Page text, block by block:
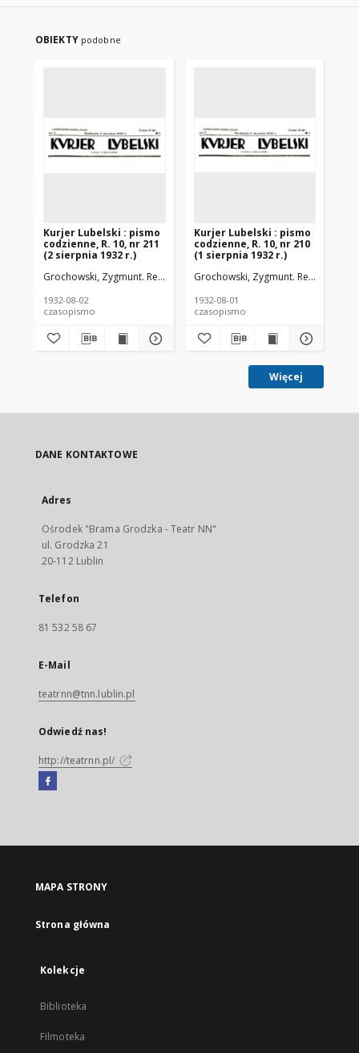
OBIEKTY podobne
Kurjer Lubelski : pismo
codzienne, R. 10, nr 211
(2 sierpnia 1932 r.)
Grochowski, Zygmunt. Red.
1932-08-02
czasopismo
Kurjer Lubelski : pismo
codzienne, R. 10, nr 210
(1 sierpnia 1932 r.)
Grochowski, Zygmunt. Red.
1932-08-01
czasopismo
Więcej
DANE KONTAKTOWE
Adres
Ośrodek "Brama Grodzka - Teatr NN"
ul. Grodzka 21
20-112 Lublin
Telefon
81 532 58 67
E-Mail
teatrnn@tnn.lublin.pl
Odwiedź nas!
http://teatrnn.pl/
Facebook
się
karcie
MAPA STRONY
Strona główna
Kolekcje
Biblioteka
Filmoteka